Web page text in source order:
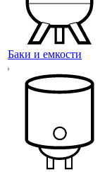
Баки и емкости